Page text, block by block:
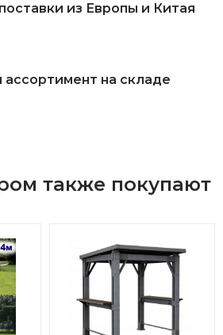
из Европы и Китая
ассортимент на складе
также покупают